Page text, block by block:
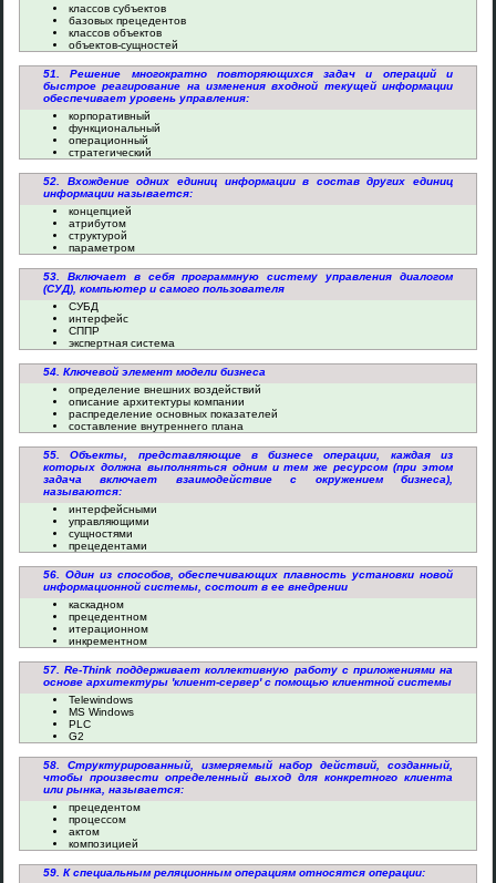
классов субъектов
базовых прецедентов
классов объектов
объектов-сущностей
51. Решение многократно повторяющихся задач и операций и
быстрое реагирование на изменения входной текущей информации
обеспечивает уровень управления:
корпоративный
функциональный
операционный
стратегический
52. Вхождение одних единиц информации в состав других единиц
информации называется:
концепцией
атрибутом
структурой
параметром
53. Включает в себя программную систему управления диалогом
(СУД), компьютер и самого пользователя
СУБД
интерфейс
СППР
экспертная система
54. Ключевой элемент модели бизнеса
определение внешних воздействий
описание архитектуры компании
распределение основных показателей
составление внутреннего плана
55. Объекты, представляющие в бизнесе операции, каждая из
которых должна выполняться одним и тем же ресурсом (при этом
задача включает взаимодействие с окружением бизнеса),
называются:
интерфейсными
управляющими
сущностями
прецедентами
56. Один из способов, обеспечивающих плавность установки новой
информационной системы, состоит в ее внедрении
каскадном
прецедентном
итерационном
инкрементном
57. Re-Think поддерживает коллективную работу с приложениями на
основе архитектуры 'клиент-сервер' с помощью клиентной системы
Telewindows
MS Windows
PLC
G2
58. Структурированный, измеряемый набор действий, созданный,
чтобы произвести определенный выход для конкретного клиента
или рынка, называется:
прецедентом
процессом
актом
композицией
59. К специальным реляционным операциям относятся операции: